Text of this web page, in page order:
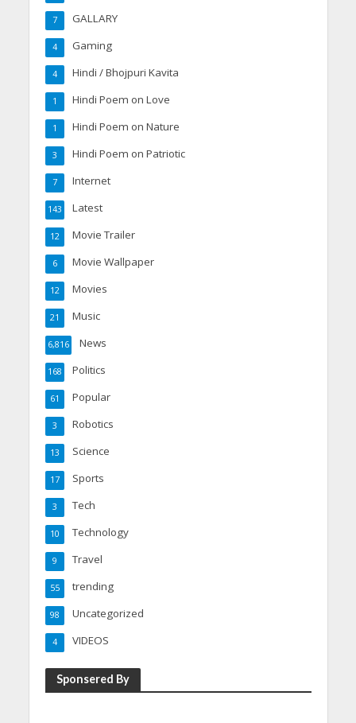
GALLARY
7
Gaming
4
Hindi / Bhojpuri Kavita
4
Hindi Poem on Love
1
Hindi Poem on Nature
1
Hindi Poem on Patriotic
3
Internet
7
Latest
143
Movie Trailer
12
Movie Wallpaper
6
Movies
12
Music
21
News
6,816
Politics
168
Popular
61
Robotics
3
Science
13
Sports
17
Tech
3
Technology
10
Travel
9
trending
55
Uncategorized
98
VIDEOS
4
Sponsered By